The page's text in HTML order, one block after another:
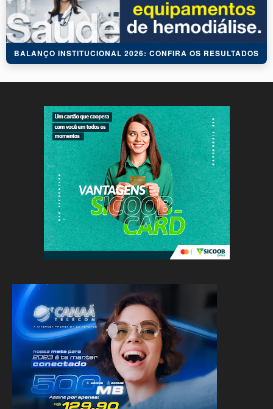
BALANÇO INSTITUCIONAL 2026: CONFIRA OS RESULTADOS